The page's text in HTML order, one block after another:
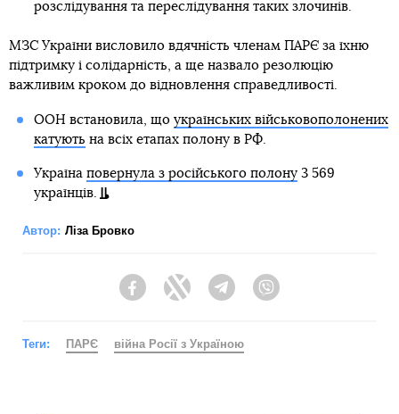
розслідування та переслідування таких злочинів.
МЗС України висловило вдячність членам ПАРЄ за їхню
підтримку і солідарність, а ще назвало резолюцію
важливим кроком до відновлення справедливості.
ООН встановила, що українських військовополонених
катують на всіх етапах полону в РФ.
Україна повернула з російського полону3 569
українців.
Автор: Ліза Бровко
FacebookTwitter Telegram
Теги: ПАРЄ війна Росії з Україною